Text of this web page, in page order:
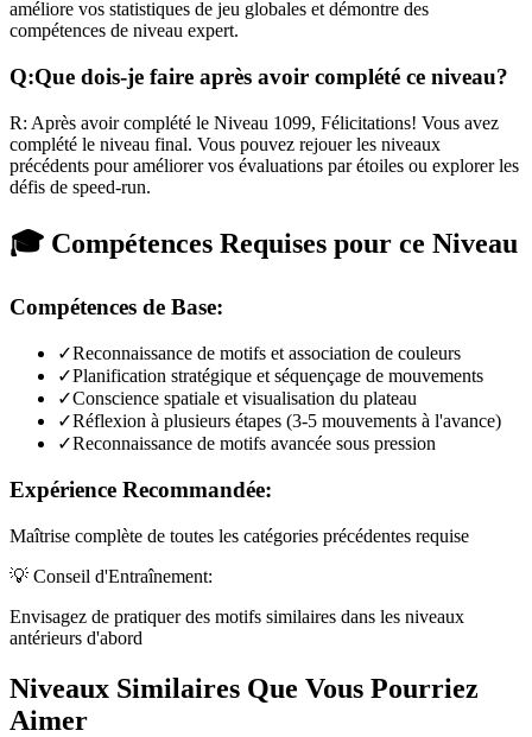
améliore vos statistiques de jeu globales et démontre des
compétences de niveau expert.
Q:Que dois-je faire après avoir complété ce niveau?
R: Après avoir complété le Niveau 1099, Félicitations! Vous avez
complété le niveau final. Vous pouvez rejouer les niveaux
précédents pour améliorer vos évaluations par étoiles ou explorer les
défis de speed-run.
🎓 Compétences Requises pour ce Niveau
Compétences de Base:
✓Reconnaissance de motifs et association de couleurs
✓Planification stratégique et séquençage de mouvements
✓Conscience spatiale et visualisation du plateau
✓Réflexion à plusieurs étapes (3-5 mouvements à l'avance)
✓Reconnaissance de motifs avancée sous pression
Expérience Recommandée:
Maîtrise complète de toutes les catégories précédentes requise
💡 Conseil d'Entraînement:
Envisagez de pratiquer des motifs similaires dans les niveaux
antérieurs d'abord
Niveaux Similaires Que Vous Pourriez
Aimer